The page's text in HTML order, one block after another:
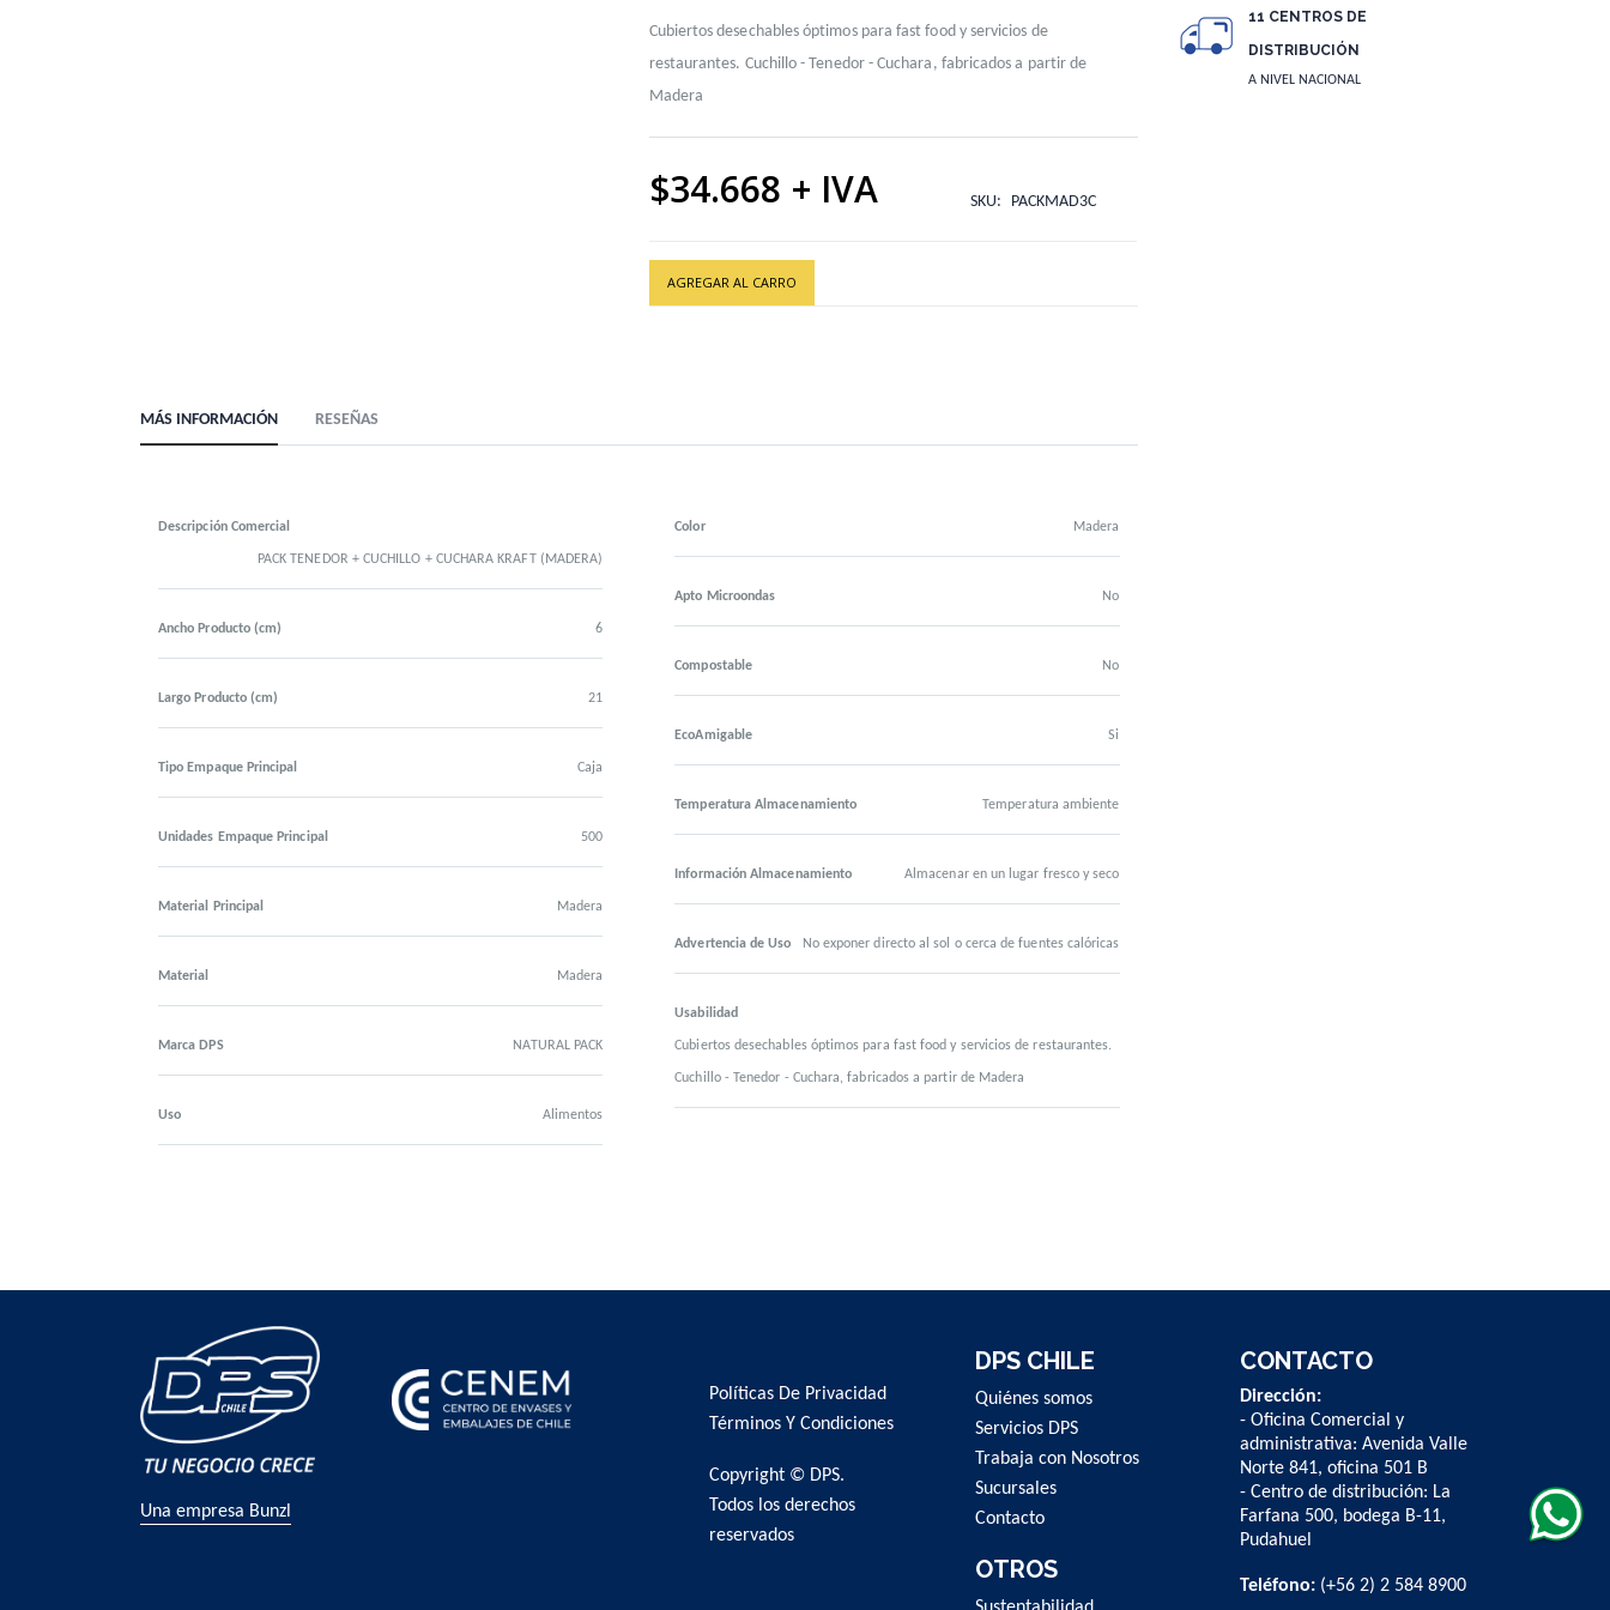
Cubiertos desechables óptimos para fast food y servicios de
restaurantes. Cuchillo - Tenedor - Cuchara, fabricados a partir de
Madera
$34.668 SKU PACKMAD3C
AGREGAR AL CARRO
MÁS INFORMACIÓN
Descripción Comercial
PACK TENEDOR + CUCHILLO + CUCHARA KRAFT (MADERA)
Ancho Producto (cm) 6
Largo Producto (cm) 21
Tipo Empaque Principal Caja
Unidades Empaque Principal 500
Material Principal Madera
Material Madera
Marca DPS NATURAL PACK
Uso Alimentos
Color Madera
Apto Microondas No
Compostable No
EcoAmigable Si
Temperatura Almacenamiento Temperatura ambiente
Información Almacenamiento Almacenar en un lugar fresco y seco
Advertencia de Uso No exponer directo al sol o cerca de fuentes calóricas
Usabilidad
Cubiertos desechables óptimos para fast food y servicios de restaurantes.
Cuchillo - Tenedor - Cuchara, fabricados a partir de Madera
RESEÑAS
11 CENTROS DE
DISTRIBUCIÓN
A NIVEL NACIONAL
Una empresa Bunzl
Políticas De Privacidad
Términos Y Condiciones
Copyright © DPS.
Todos los derechos
reservados
DPS CHILE
Quiénes somos
Servicios DPS
Trabaja con Nosotros
Sucursales
Contacto
OTROS
CONTACTO
Dirección:
- Oficina Comercial y
administrativa: Avenida Valle
Norte 841, oficina 501 B
- Centro de distribución: La
Farfana 500, bodega B-11,
Pudahuel
Teléfono: (+56 2) 2 584 8900